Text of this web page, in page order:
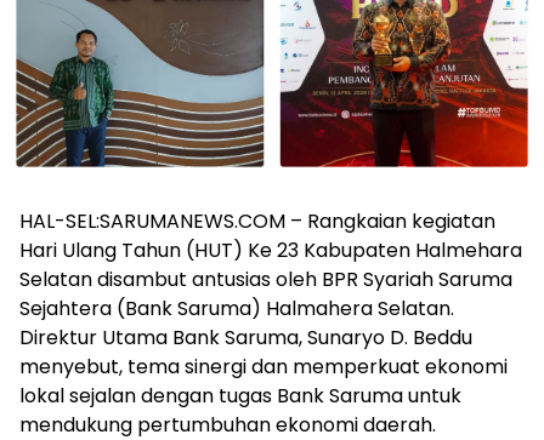
HAL-SEL:SARUMANEWS.COM – Rangkaian kegiatan
Hari Ulang Tahun (HUT) Ke 23 Kabupaten Halmehara
Selatan disambut antusias oleh BPR Syariah Saruma
Sejahtera (Bank Saruma) Halmahera Selatan.
Direktur Utama Bank Saruma, Sunaryo D. Beddu
menyebut, tema sinergi dan memperkuat ekonomi
lokal sejalan dengan tugas Bank Saruma untuk
mendukung pertumbuhan ekonomi daerah.